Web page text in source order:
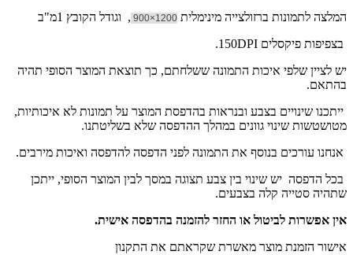
המלצה לתמונות ברזולצייה מינימלית 1200×900
, וגודל הקובץ 1מ"ב
בצפיפות פיקסלים 150DPI.
יש לציין שלפי איכות התמונה ששלחתם, כך תוצאת המוצר הסופי תהיה
בהתאם.
ייתכנו שינויים בצבע ובנראות בהדפסת המוצר על תמונות לא איכותיות,
מטושטשות שינוי גוונים במהלך ההדפסה שלא בשליטתנו.
אנחנו עורכים בנוסף את התמונה לפני הדפסה להדפסה ואיכות מירבים.
בכל הדפסה יש שינוי בין צבע תצוגה במסך לבין המוצר הסופי, ייתכן
שתהיה סטייה קלה בצבעים.
אין אפשרות לביטול או החזר להזמנה בהדפסה אישית.
אישור הזמנת מוצר מאשרת שקראתם את התקנון